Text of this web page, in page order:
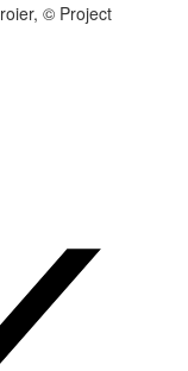
© Project